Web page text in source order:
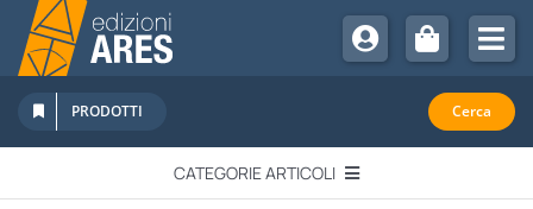
Salta
contenuto
Chi Siamo
Sostienici
Abbonamenti
PRODOTTI Cerca
CATEGORIE ARTICOLI